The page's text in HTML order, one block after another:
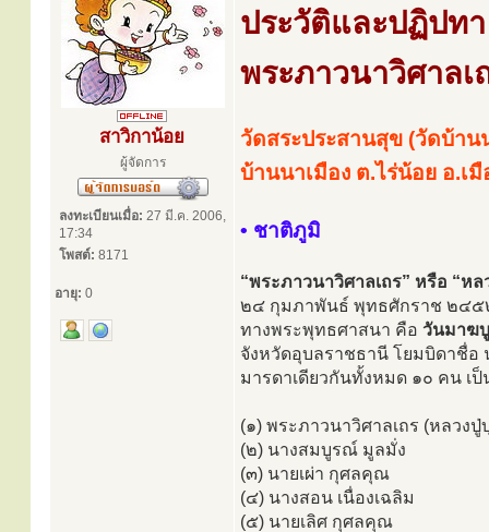
สาวิกาน้อย
ผู้จัดการ
ลงทะเบียนเมื่อ: 27 มี.ค. 2006,
17:34
โพสต์: 8171
อายุ: 0
ประวัติและปฏิปทา
พระภาวนาวิศาลเ
วัดสระประสานสุข (วัดบ้าน
บ้านนาเมือง ต.ไร่น้อย อ.เ
• ชาติภูมิ
“พระภาวนาวิศาลเถร” หรือ “ห
๒๔ กุมภาพันธ์ พุทธศักราช ๒๔๕
ทางพระพุทธศาสนา คือ วันมาฆ
จังหวัดอุบลราชธานี โยมบิดาชื่
มารดาเดียวกันทั้งหมด ๑๐ คน
(๑) พระภาวนาวิศาลเถร (หลวง
(๒) นางสมบูรณ์ มูลมั่ง
(๓) นายเผ่า กุศลคุณ
(๔) นางสอน เนื่องเฉลิม
(๕) นายเลิศ กุศลคุณ